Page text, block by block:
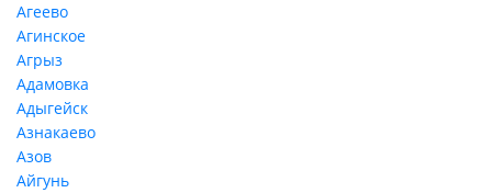
Агеево
Агинское
Агрыз
Адамовка
Адыгейск
Азнакаево
Азов
Айгунь